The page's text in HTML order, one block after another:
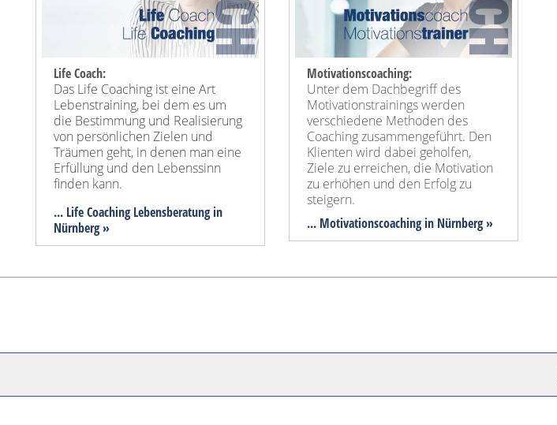
Life Coach:
Das Life Coaching ist eine Art
Lebenstraining, bei dem es um
die Bestimmung und Realisierung
von persönlichen Zielen und
Träumen geht, in denen man eine
Erfüllung und den Lebenssinn
finden kann.
... Life Coaching Lebensberatung in
Nürnberg »
Motivationscoaching:
Unter dem Dachbegriff des
Motivationstrainings werden
verschiedene Methoden des
Coaching zusammengeführt. Den
Klienten wird dabei geholfen,
Ziele zu erreichen, die Motivation
zu erhöhen und den Erfolg zu
steigern.
... Motivationscoaching in Nürnberg »